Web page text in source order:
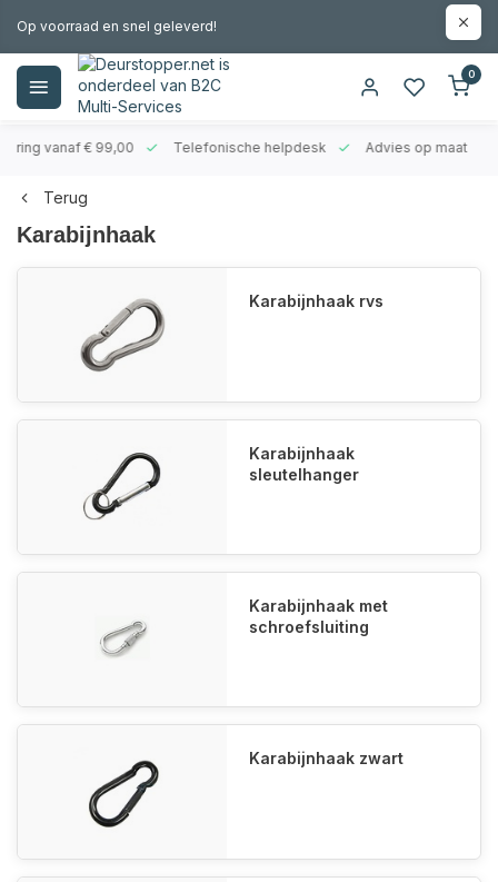
Op voorraad en snel geleverd!
0
vanaf € 99,00 Telefonische helpdesk Advies op maat
Terug
Karabijnhaak
Karabijnhaak rvs
Karabijnhaak
sleutelhanger
Karabijnhaak met
schroefsluiting
Karabijnhaak zwart